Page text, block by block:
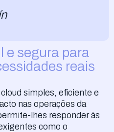
e segura para
reais
simples, eficiente e
nas operações da
lhes responder às
como o